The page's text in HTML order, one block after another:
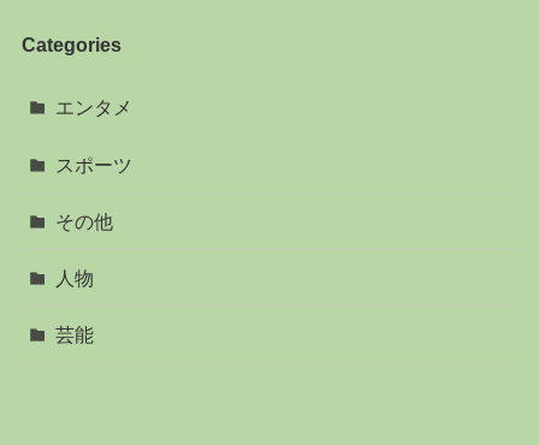
Categories
エンタメ
スポーツ
その他
人物
芸能